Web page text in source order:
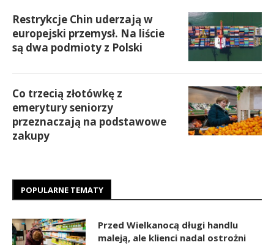
Restrykcje Chin uderzają w
europejski przemysł. Na liście
są dwa podmioty z Polski
Co trzecią złotówkę z
emerytury seniorzy
przeznaczają na podstawowe
zakupy
POPULARNE TEMATY
Przed Wielkanocą długi handlu
maleją, ale klienci nadal ostrożni